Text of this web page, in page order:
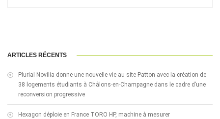
ARTICLES RÉCENTS
Plurial Novilia donne une nouvelle vie au site Patton avec la création de
38 logements étudiants à Châlons-en-Champagne dans le cadre d’une
reconversion progressive
Hexagon déploie en France TORO HP, machine à mesurer